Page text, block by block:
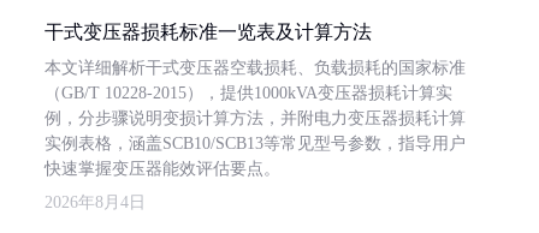
干式变压器损耗标准一览表及计算方法
本文详细解析干式变压器空载损耗、负载损耗的国家标准
（GB/T 10228-2015），提供1000kVA变压器损耗计算实
例，分步骤说明变损计算方法，并附电力变压器损耗计算
实例表格，涵盖SCB10/SCB13等常见型号参数，指导用户
快速掌握变压器能效评估要点。
2026年8月4日